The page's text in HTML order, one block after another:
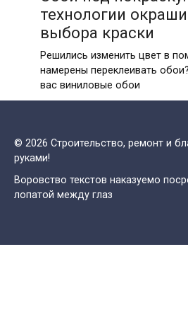
технологии
выбора краски
Решились изменить цвет в
намерены переклеивать
вас виниловые обои
© 2026 Строительство, ремонт и
руками!
Воровство текстов наказуемо
лопатой между глаз